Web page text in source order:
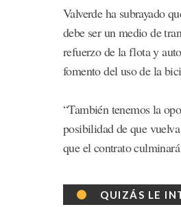
Valverde ha subrayado
debe ser un medio de
refuerzo de la flota y
fomento del uso de la
“También tenemos la
posibilidad de que
que el contrato
QUIZÁS LE